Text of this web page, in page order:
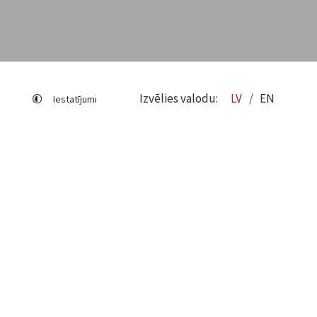
Iestatījumi Izvēlies valodu: LV EN